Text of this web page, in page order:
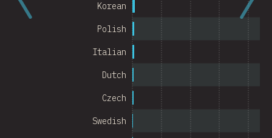
Chile
Indonesia
Belarus
Swedish
Czech
Dutch
Italian
Polish
Korean